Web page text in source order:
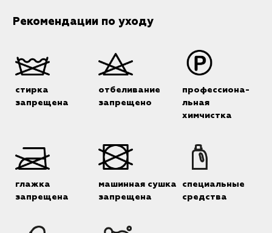
Рекомендации по уходу
стирка
запрещена
отбеливание
запрещено
профессиона-
льная
химчистка
глажка
запрещена
машинная сушка
запрещена
специальные
средства